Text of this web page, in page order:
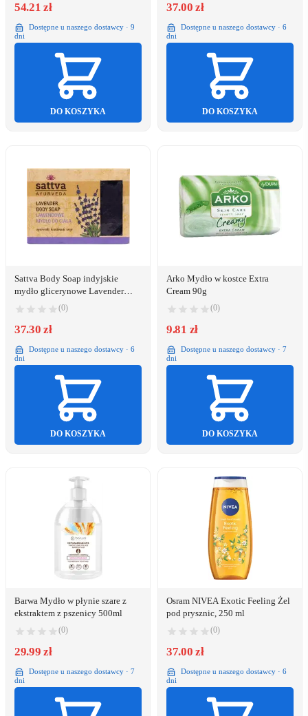
54.21 zł
Dostępne u naszego dostawcy · 9
dni
DO KOSZYKA
37.00 zł
Dostępne u naszego dostawcy · 6
dni
DO KOSZYKA
Sattva Body Soap indyjskie
mydło glicerynowe Lavender
(0)
37.30 zł
Dostępne u naszego dostawcy · 6
dni
DO KOSZYKA
Arko Mydło w kostce Extra
Cream 90g
(0)
9.81 zł
Dostępne u naszego dostawcy · 7
dni
DO KOSZYKA
Barwa Mydło w płynie szare z
ekstraktem z pszenicy 500ml
(0)
29.99 zł
Dostępne u naszego dostawcy · 7
dni
Osram NIVEA Exotic Feeling Żel
pod prysznic, 250 ml
(0)
37.00 zł
Dostępne u naszego dostawcy · 6
dni